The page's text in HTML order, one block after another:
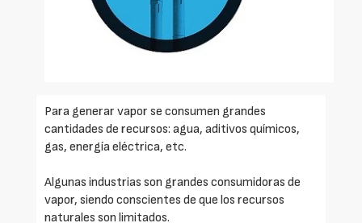
Para generar vapor se consumen grandes
cantidades de recursos: agua, aditivos químicos,
gas, energía eléctrica, etc.
Algunas industrias son grandes consumidoras de
vapor, siendo conscientes de que los recursos
naturales son limitados.